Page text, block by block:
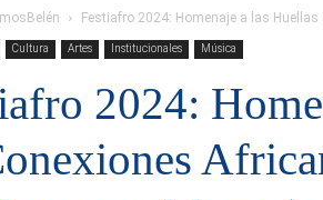
Festiafro 2024: Homenaje a las
Cultura Artes Institucionales Música
2024: